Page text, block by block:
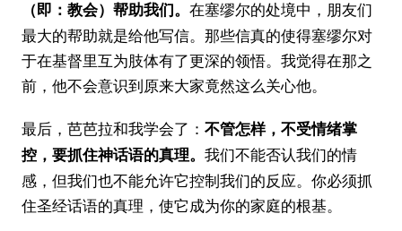
（即：教会）帮助我们。 在塞缪尔的处境中，朋友们
最大的帮助就是给他写信。那些信真的使得塞缪尔对
于在基督里互为肢体有了更深的领悟。我觉得在那之
前，他不会意识到原来大家竟然这么关心他。
最后，芭芭拉和我学会了： 不管怎样，不受情绪掌
控，要抓住神话语的真理。 我们不能否认我们的情
感，但我们也不能允许它控制我们的反应。你必须抓
住圣经话语的真理，使它成为你的家庭的根基。